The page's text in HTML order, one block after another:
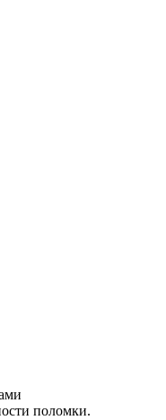
поломки.